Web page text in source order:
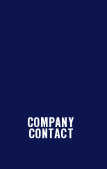
COMPANY
CONTACT